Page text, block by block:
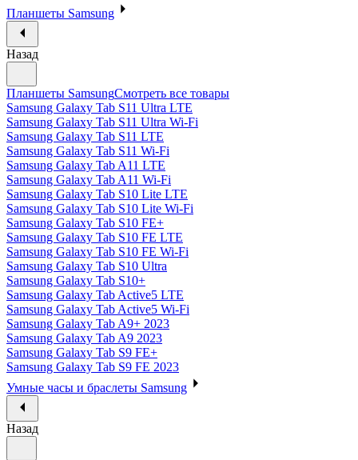
Планшеты Samsung
Назад
Планшеты SamsungСмотреть все товары
Samsung Galaxy Tab S11 Ultra LTE
Samsung Galaxy Tab S11 Ultra Wi-Fi
Samsung Galaxy Tab S11 LTE
Samsung Galaxy Tab S11 Wi-Fi
Samsung Galaxy Tab A11 LTE
Samsung Galaxy Tab A11 Wi-Fi
Samsung Galaxy Tab S10 Lite LTE
Samsung Galaxy Tab S10 Lite Wi-Fi
Samsung Galaxy Tab S10 FE+
Samsung Galaxy Tab S10 FE LTE
Samsung Galaxy Tab S10 FE Wi-Fi
Samsung Galaxy Tab S10 Ultra
Samsung Galaxy Tab S10+
Samsung Galaxy Tab Active5 LTE
Samsung Galaxy Tab Active5 Wi-Fi
Samsung Galaxy Tab A9+ 2023
Samsung Galaxy Tab A9 2023
Samsung Galaxy Tab S9 FE+
Samsung Galaxy Tab S9 FE 2023
Умные часы и браслеты Samsung
Назад